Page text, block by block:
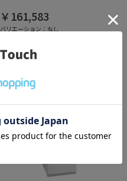
￥161,583
バリエーション：なし